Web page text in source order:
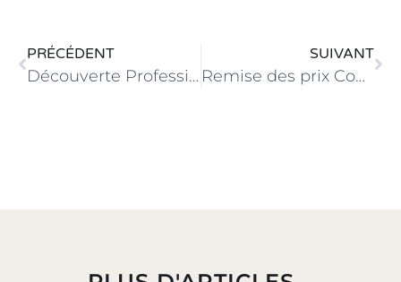
PRÉCÉDENT
Découverte Professionnelle pour nos élèves 3ème Prépa-Métiers
SUIVANT
Remise des prix Concours de l’excellence